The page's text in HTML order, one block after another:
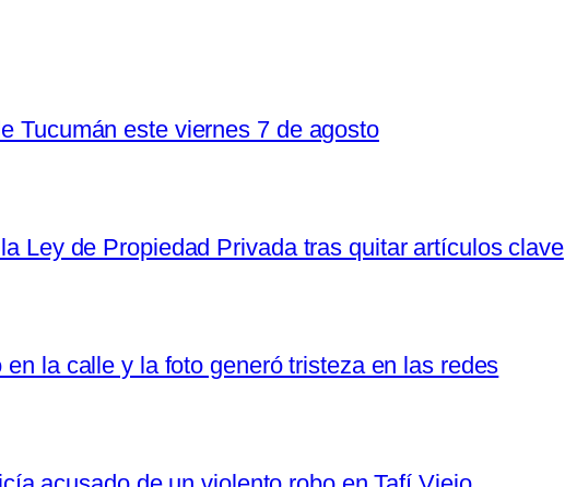
Tucumán este viernes 7 de agosto
Ley de Propiedad Privada tras quitar artículos clave
la calle y la foto generó tristeza en las redes